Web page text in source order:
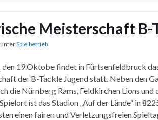
Meisterschaft B-
Spielbetrieb
den 19.Oktobe findet in Fürtsenfeldbruck
der B-Tackle Jugend statt. Neben den
die Nürnberg Rams, Feldkirchen Lions und
ist das Stadion „Auf der Lände“ in
einen fairen und Verletzungsfreien